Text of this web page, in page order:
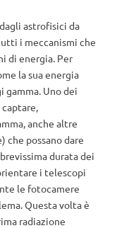
astrofisici da
i meccanismi che
di energia. Per
la sua energia
Uno dei
anche altre
che possano dare
durata dei
i telescopi
le fotocamere
Questa volta è
radiazione